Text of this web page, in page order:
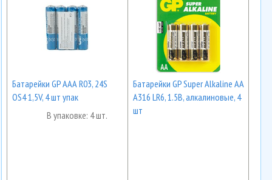
Батарейки GP AAА R03, 24S
OS4 1,5V, 4 шт упак
В упаковке: 4 шт.
Батарейки GP Super Alkaline AA
A316 LR6, 1.5В, алкалиновые, 4
шт